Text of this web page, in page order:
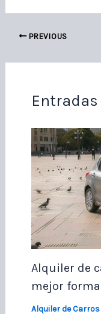
PREVIOUS
Alquiler de
mejor
Alquiler de Carros